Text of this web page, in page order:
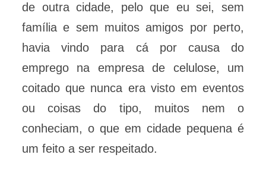
de outra cidade, pelo que eu sei, sem
família e sem muitos amigos por perto,
havia vindo para cá por causa do
emprego na empresa de celulose, um
coitado que nunca era visto em eventos
ou coisas do tipo, muitos nem o
conheciam, o que em cidade pequena é
um feito a ser respeitado.